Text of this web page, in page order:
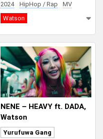
2024
HipHop / Rap
MV
Watson
NENE – HEAVY ft. DADA,
Watson
Yurufuwa Gang